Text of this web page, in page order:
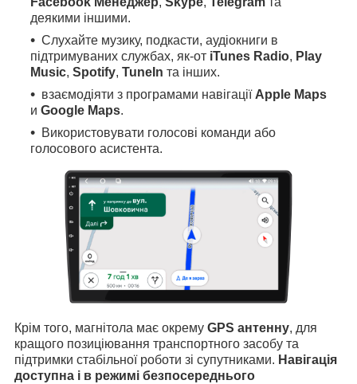
деякими іншими.
Слухайте музику, подкасти, аудіокниги в
підтримуваних службах, як-от iTunes Radio, Play
Music, Spotify, TuneIn та інших.
взаємодіяти з програмами навігаціїApple Maps
и Google Maps.
Використовувати голосові команди або
голосового асистента.
Крім того, магнітола має окрему GPS антенну, для
кращого позиціювання транспортного засобу та
підтримки стабільної роботи зі супутниками. Навігація
доступна і в режимі безпосереднього